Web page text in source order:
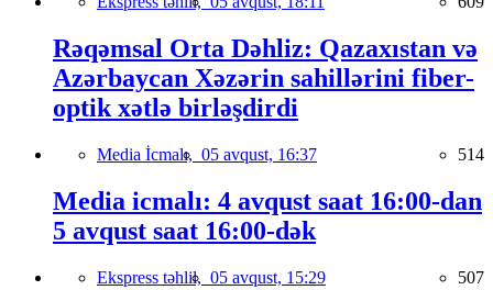
Rəqəmsal Orta Dəhliz: Qazaxıstan və
Azərbaycan Xəzərin sahillərini fiber-
optik xətlə birləşdirdi
Media İcmalı, 05 avqust, 16:37 514
Media icmalı: 4 avqust saat 16:00-dan
5 avqust saat 16:00-dək
Ekspress təhlil, 05 avqust, 15:29 507